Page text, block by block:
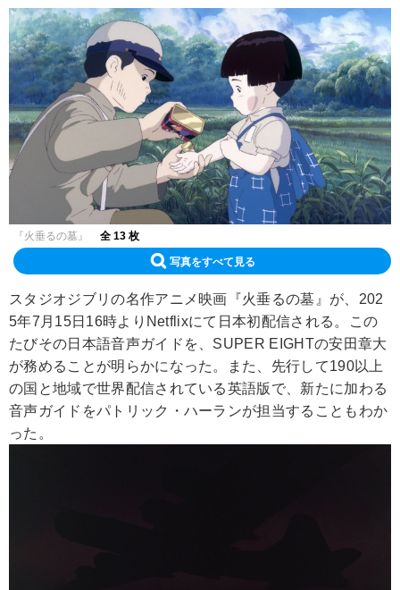
『火垂るの墓』 全 13 枚
写真をすべて見る
スタジオジブリの名作アニメ映画『火垂るの墓』が、202
5年7月15日16時よりNetflixにて日本初配信される。この
たびその日本語音声ガイドを、SUPER EIGHTの安田章大
が務めることが明らかになった。また、先行して190以上
の国と地域で世界配信されている英語版で、新たに加わる
音声ガイドをパトリック・ハーランが担当することもわか
った。